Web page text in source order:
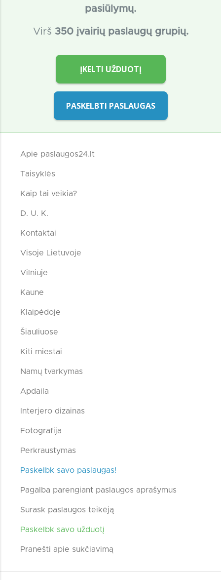
pasiūlymų.
Virš 350 įvairių paslaugų grupių.
ĮKELTI UŽDUOTĮ
PASKELBTI PASLAUGAS
Apie paslaugos24.lt
Taisyklės
Kaip tai veikia?
D. U. K.
Kontaktai
Visoje Lietuvoje
Vilniuje
Kaune
Klaipėdoje
Šiauliuose
Kiti miestai
Namų tvarkymas
Apdaila
Interjero dizainas
Fotografija
Perkraustymas
Paskelbk savo paslaugas!
Pagalba parengiant paslaugos aprašymus
Surask paslaugos teikėją
Paskelbk savo užduotį
Pranešti apie sukčiavimą